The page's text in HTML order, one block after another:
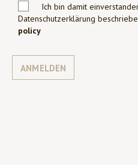
Ich bin damit
Datenschutzerklärung
policy
ANMELDEN